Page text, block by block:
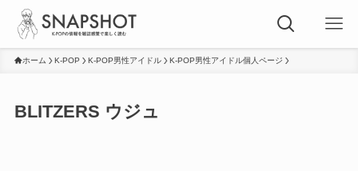
ホーム K-POP K-POP男性アイドル K-POP男性アイドル個人ページ
BLITZERS ウジュ